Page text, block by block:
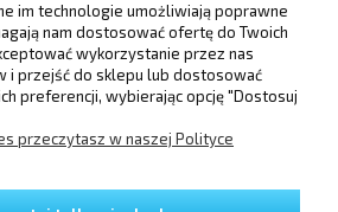
POMOC
I PŁATNOŚCI
im technologie umożliwiają poprawne
nam dostosować ofertę do Twoich
wykorzystanie przez nas
i przejść do sklepu lub dostosować
preferencji, wybierając opcję "Dostosuj
przeczytasz w naszej Polityce